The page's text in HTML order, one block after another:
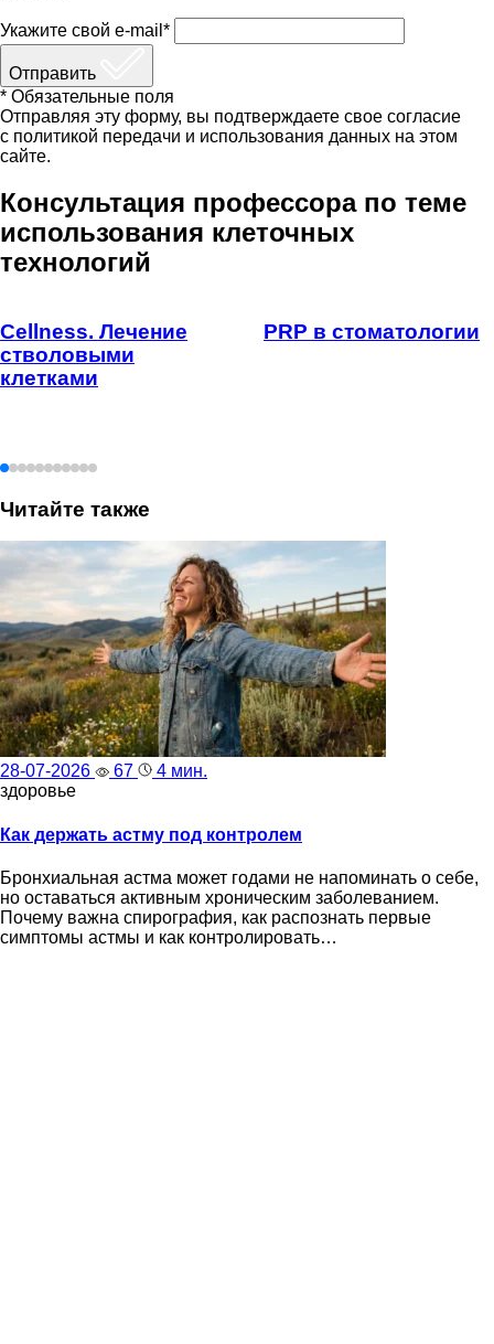
Укажите свой e-mail*
Отправить
* Обязательные поля
Отправляя эту форму, вы подтверждаете свое согласие
с политикой передачи и использования данных на этом
сайте.
Консультация профессора по теме
использования клеточных
технологий
Cellness. Лечение
стволовыми
клетками
PRP в стоматологии
Читайте также
28-07-2026 67
4 мин.
здоровье
Как держать астму под контролем
Бронхиальная астма может годами не напоминать о себе,
но оставаться активным хроническим заболеванием.
Почему важна спирография, как распознать первые
симптомы астмы и как контролировать…